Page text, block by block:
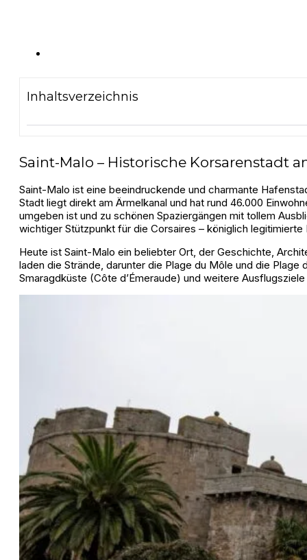
Inhaltsverzeichnis
Saint-Malo – Historische Korsarenstadt
Saint-Malo ist eine beeindruckende und charmante
Stadt liegt direkt am Ärmelkanal und hat rund 46.000
umgeben ist und zu schönen Spaziergängen mit tollem
wichtiger Stützpunkt für die Corsaires – königlich
Heute ist Saint-Malo ein beliebter Ort, der Geschichte,
laden die Strände, darunter die Plage du Môle und die
Smaragdküste (Côte d’Émeraude) und weitere